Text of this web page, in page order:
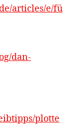
articles/e/fü
dan-
plotte